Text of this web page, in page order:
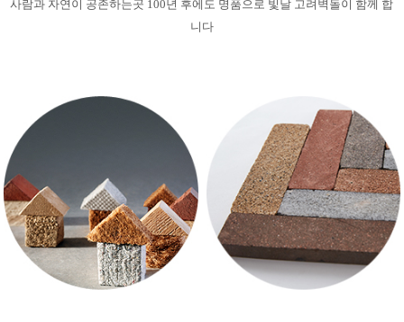
사람과 자연이 공존하는곳 100년 후에도 명품으로 빛날 고려벽돌이 함께 합
니다